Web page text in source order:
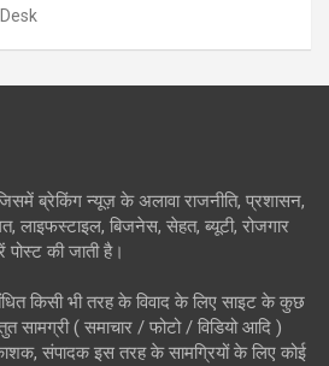
ब्रेकिंग न्यूज़ के अलावा राजनीति, प्रशासन,
लाइफस्टाइल, बिजनेस, सेहत, ब्यूटी, रोजगार
की जाती है।
किसी भी तरह के विवाद के लिए साइट के कुछ
सामग्री ( समाचार / फोटो / विडियो आदि )
संपादक इस तरह के सामग्रियों के लिए कोई